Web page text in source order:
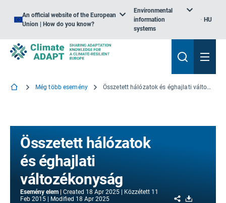
An official website of the European
Union | How do you know?
Environmental
information
systems
HU
Még több esemény Összetett hálózatok és éghajlati változékonyság
Összetett hálózatok
és éghajlati
változékonyság
Esemény elem Created 18 Apr 2025 Közzétett 11
Feb 2015
Modified 18 Apr 2025 Share